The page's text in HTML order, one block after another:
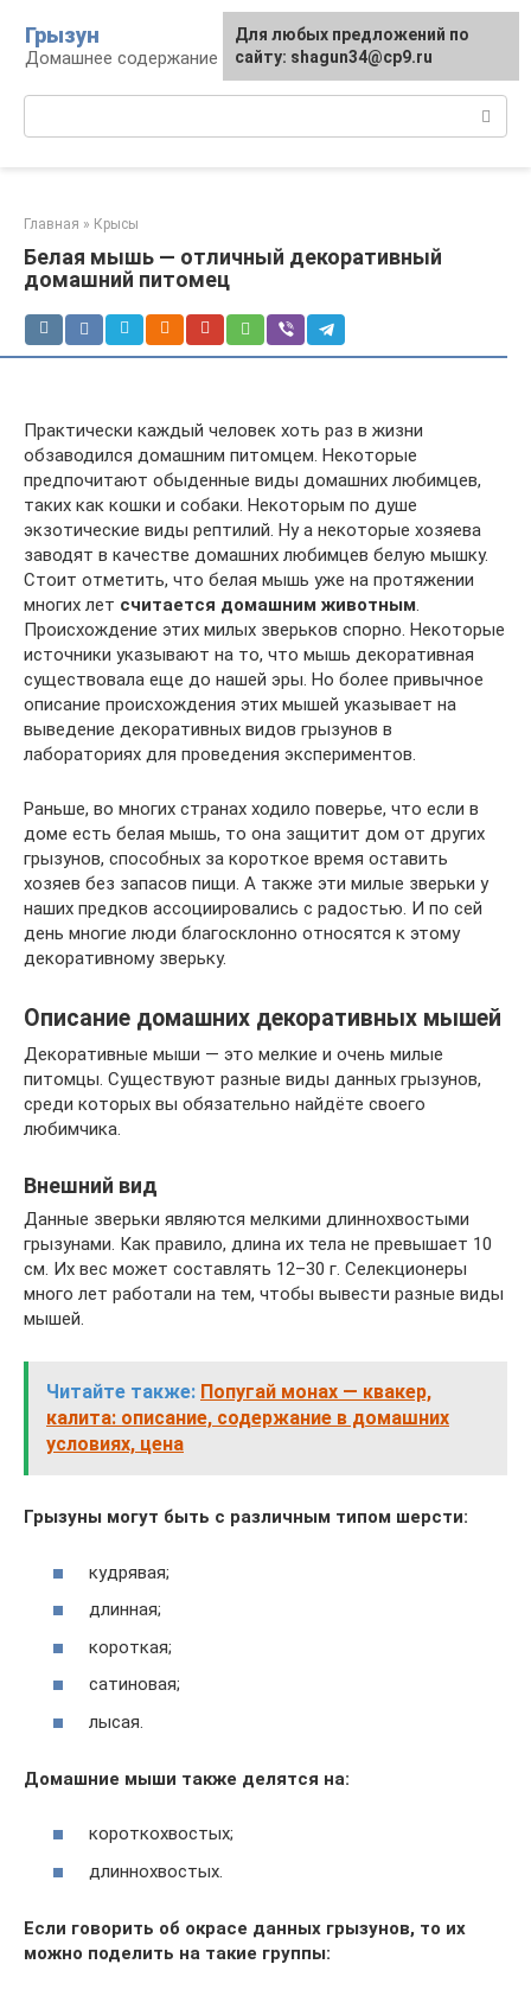
контенту
Грызун
Домашнее содержание грызунов
Главная » Крысы
Белая мышь — отличный декоративный
домашний питомец
Практически каждый человек хоть раз в жизни
обзаводился домашним питомцем. Некоторые
предпочитают обыденные виды домашних любимцев,
таких как кошки и собаки. Некоторым по душе
экзотические виды рептилий. Ну а некоторые хозяева
заводят в качестве домашних любимцев белую мышку.
Стоит отметить, что белая мышь уже на протяжении
многих лет считается домашним животным.
Происхождение этих милых зверьков спорно. Некоторые
источники указывают на то, что мышь декоративная
существовала еще до нашей эры. Но более привычное
описание происхождения этих мышей указывает на
выведение декоративных видов грызунов в
лабораториях для проведения экспериментов.
Раньше, во многих странах ходило поверье, что если в
доме есть белая мышь, то она защитит дом от других
грызунов, способных за короткое время оставить
хозяев без запасов пищи. А также эти милые зверьки у
наших предков ассоциировались с радостью. И по сей
день многие люди благосклонно относятся к этому
декоративному зверьку.
Описание домашних декоративных мышей
Декоративные мыши — это мелкие и очень милые
питомцы. Существуют разные виды данных грызунов,
среди которых вы обязательно найдёте своего
любимчика.
Внешний вид
Данные зверьки являются мелкими длиннохвостыми
грызунами. Как правило, длина их тела не превышает 10
см. Их вес может составлять 12–30 г. Селекционеры
много лет работали на тем, чтобы вывести разные виды
мышей.
Читайте также: Попугай монах — квакер,
калита: описание, содержание в домашних
условиях, цена
Грызуны могут быть с различным типом шерсти:
кудрявая;
длинная;
короткая;
сатиновая;
лысая.
Домашние мыши также делятся на:
короткохвостых;
длиннохвостых.
Если говорить об окрасе данных грызунов, то их
можно поделить на такие группы:
Для любых предложений по
сайту: shagun34@cp9.ru